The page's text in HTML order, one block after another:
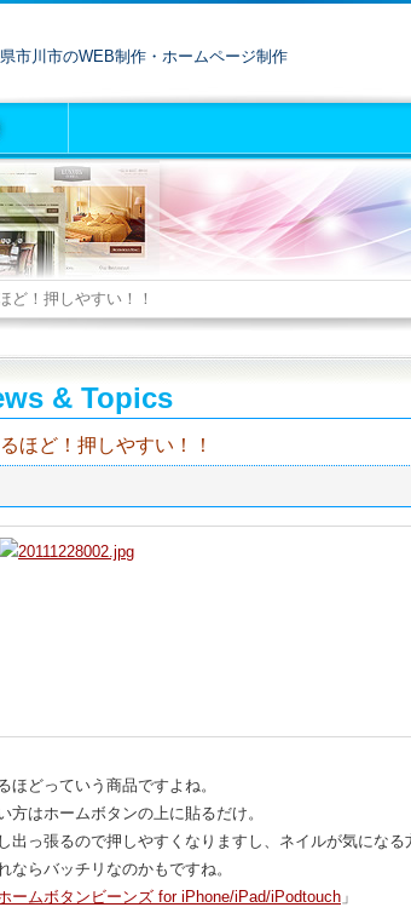
市川市のWEB制作・ホームページ制作
ど！押しやすい！！
& Topics
ほど！押しやすい！！
ほどっていう商品ですよね。
方はホームボタンの上に貼るだけ。
出っ張るので押しやすくなりますし、ネイルが気になる
ならバッチリなのかもですね。
ームボタンビーンズ for iPhone/iPad/iPodtouch 」